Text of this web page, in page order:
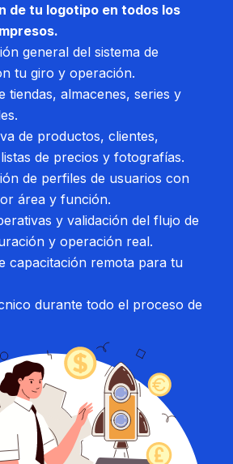
de tu logotipo en todos los
general del sistema de
tu giro y operación.
tiendas, almacenes, series y
de productos, clientes,
de precios y fotografías.
de perfiles de usuarios con
área y función.
y validación del flujo de
y operación real.
capacitación remota para tu
durante todo el proceso de